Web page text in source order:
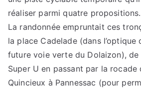
réaliser parmi quatre propositions.
La randonnée empruntait ces
la place Cadelade (dans l’optique
future voie verte du Dolaizon), de
Super U en passant par la rocade
Quincieux à Pannessac (pour